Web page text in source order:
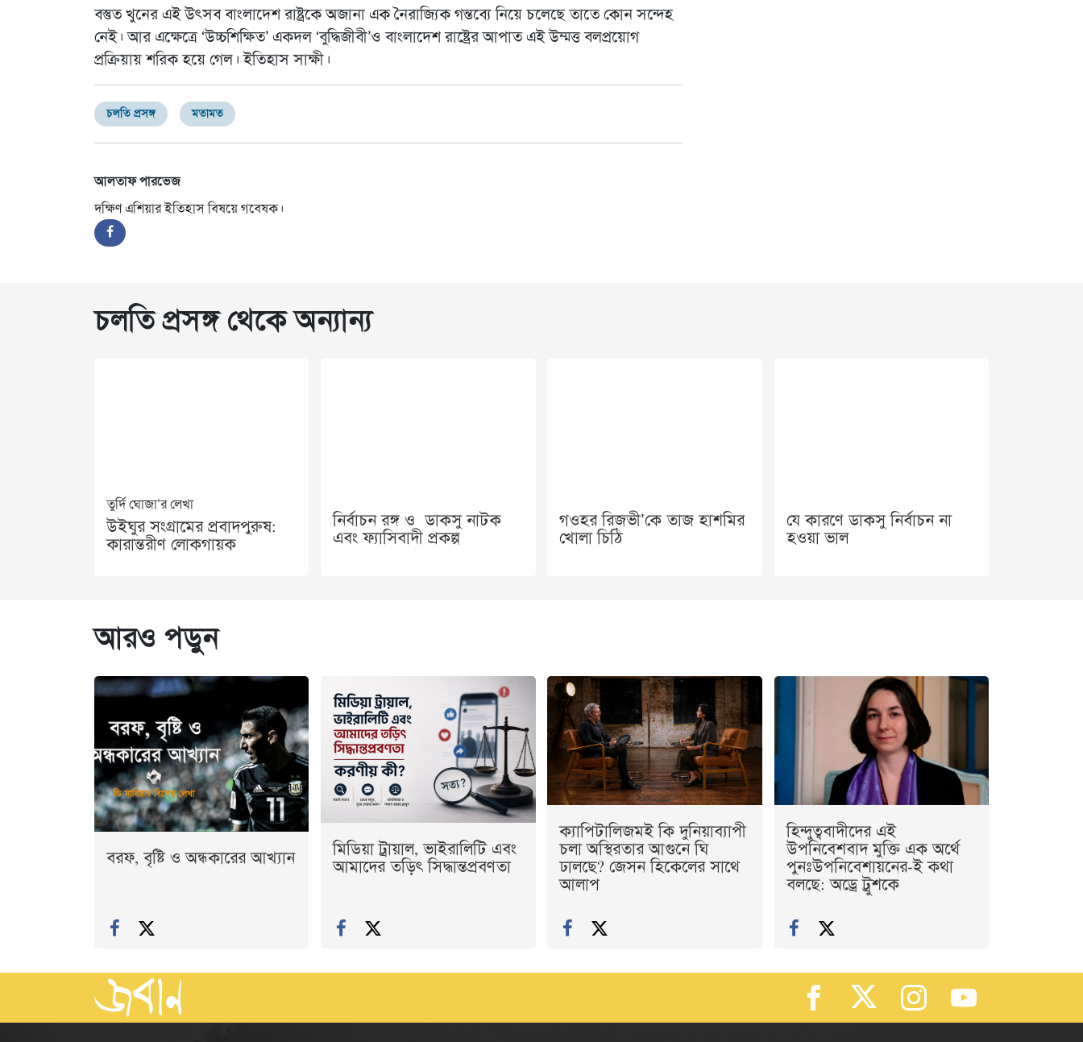
বস্তুত খুনের এই উৎসব বাংলাদেশ রাষ্ট্রকে অজানা এক নৈরাজ্যিক গন্তব্যে নিয়ে চলেছে তাতে কোন সন্দেহ
নেই। আর এক্ষেত্রে ‘উচ্চশিক্ষিত’ একদল ‘বুদ্ধিজীবী’ও বাংলাদেশ রাষ্ট্রের আপাত এই উম্মত্ত বলপ্রয়োগ
প্রক্রিয়ায় শরিক হয়ে গেল। ইতিহাস সাক্ষী।
চলতি প্রসঙ্গ মতামত
আলতাফ পারভেজ
দক্ষিণ এশিয়ার ইতিহাস বিষয়ে গবেষক।
চলতি প্রসঙ্গ থেকে অন্যান্য
তুর্দি ঘোজা’র লেখা
উইঘুর সংগ্রামের প্রবাদপুরুষ:
কারান্তরীণ লোকগায়ক
নির্বাচন রঙ্গ ও ডাকসু নাটক
এবং ফ্যাসিবাদী প্রকল্প
গওহর রিজভী’কে তাজ হাশমির
খোলা চিঠি
যে কারণে ডাকসু নির্বাচন না
হওয়া ভাল
আরও পড়ুন
বরফ, বৃষ্টি ও অন্ধকারের আখ্যান
মিডিয়া ট্রায়াল, ভাইরালিটি এবং
আমাদের তড়িৎ সিদ্ধান্তপ্রবণতা
ক্যাপিটালিজমই কি দুনিয়াব্যাপী
চলা অস্থিরতার আগুনে ঘি
ঢালছে? জেসন হিকেলের সাথে
আলাপ
হিন্দুত্ববাদীদের এই
উপনিবেশবাদ মুক্তি এক অর্থে
পুনঃউপনিবেশায়নের-ই কথা
বলছে: অড্রে ট্রুশকে